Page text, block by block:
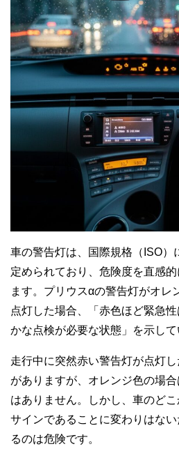
車の警告灯は、国際規格（ISO）
定められており、危険度を直感
ます。プリウスαの警告灯がオレ
点灯した場合、「赤色ほど緊急
かな点検が必要な状態」を示して
走行中に突然赤い警告灯が点灯
がありますが、オレンジ色の場
はありません。しかし、車のど
サインであることに変わりはな
るのは危険です。